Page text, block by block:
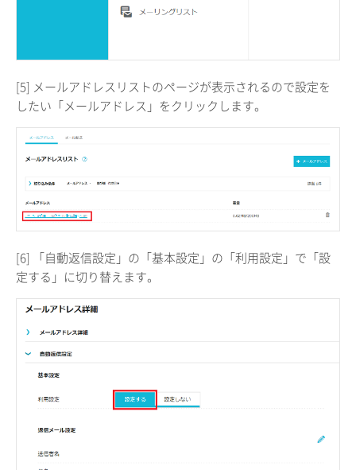
[5] メールアドレスリストのページが表示されるので設定を
したい「メールアドレス」をクリックします。
[6] 「自動返信設定」の「基本設定」の「利用設定」で「設
定する」に切り替えます。